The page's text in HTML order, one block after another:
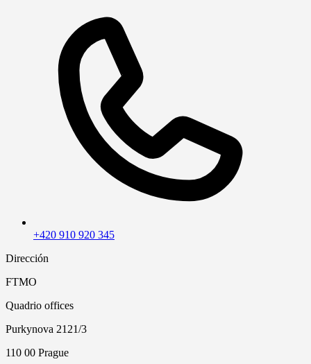
+420 910 920 345
Dirección
FTMO
Quadrio offices
Purkynova 2121/3
110 00 Prague